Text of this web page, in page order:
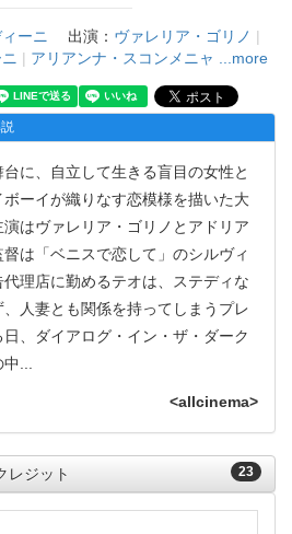
ーニ 出演： ヴァレリア・ゴリノ |
| アリアンナ・スコンメニャ ...more
に、自立して生きる盲目の女性と
ーイが織りなす恋模様を描いた大
はヴァレリア・ゴリノとアドリア
は「ベニスで恋して」のシルヴィ
理店に勤めるテオは、ステディな
人妻とも関係を持ってしまうプレ
、ダイアログ・イン・ザ・ダーク
中
<allcinema>
23
レジット